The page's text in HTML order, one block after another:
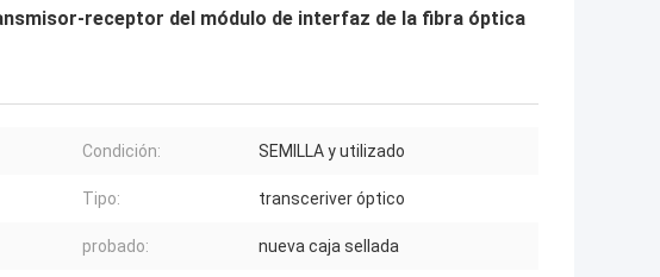
receptor del módulo de interfaz de la fibra óptica
Condición: SEMILLA y utilizado
Tipo: transceriver óptico
probado: nueva caja sellada